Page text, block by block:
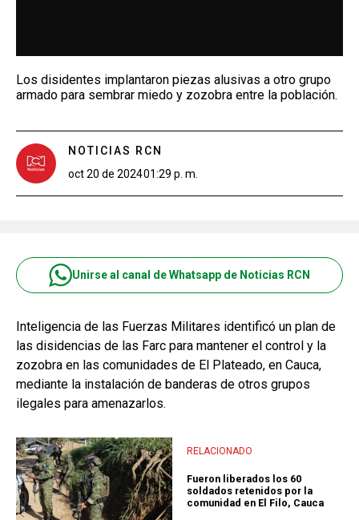
Los disidentes implantaron piezas alusivas a otro grupo
armado para sembrar miedo y zozobra entre la población.
NOTICIAS RCN
oct 20 de 202401:29 p. m.
Unirse al canal de Whatsapp de Noticias RCN
Inteligencia de las Fuerzas Militares identificó un plan de
las disidencias de las Farc para mantener el control y la
zozobra en las comunidades de El Plateado, en Cauca,
mediante la instalación de banderas de otros grupos
ilegales para amenazarlos.
RELACIONADO
Fueron liberados los 60
soldados retenidos por la
comunidad en El Filo, Cauca